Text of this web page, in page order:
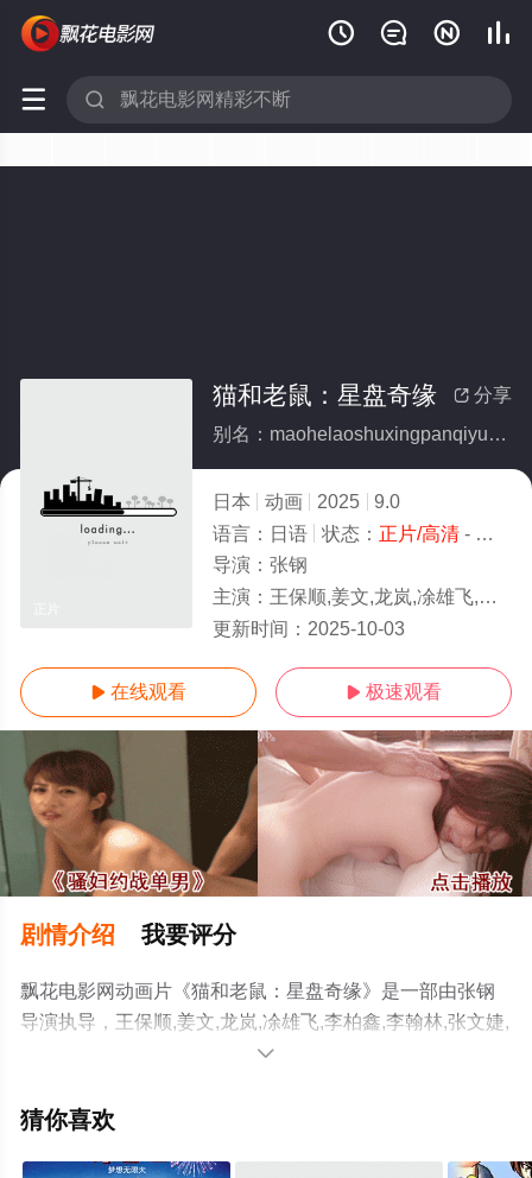
   
 
 分享
猫和老鼠：星盘奇缘
别名：maohelaoshuxingpanqiyuan
日本 动画 2025
9.0
语言： 日语 状态： 正片/高清- 免费在线观看
导演： 张钢
主演： 王保顺,姜文,龙岚,凃雄飞,李柏鑫,李翰林,张文婕,白玮琛,John,Shang,阮伊菲,李宗城,张钢
更新时间： 2025-10-03
 在线观看  极速观看
剧情介绍 我要评分
飘花电影网动画片《猫和老鼠：星盘奇缘》是一部由张钢
导演执导，王保顺,姜文,龙岚,凃雄飞,李柏鑫,李翰林,张文婕,
白玮琛,John,Shang,阮伊菲,李宗城,张钢等演员精彩演绎的
飘花影院，更多相关信息可移步至豆瓣电影、电视猫或剧

猜你喜欢